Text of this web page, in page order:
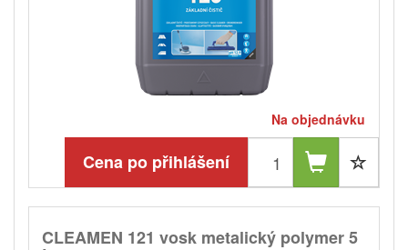
Na objednávku
Cena po přihlášení
CLEAMEN 121 vosk metalický polymer 5